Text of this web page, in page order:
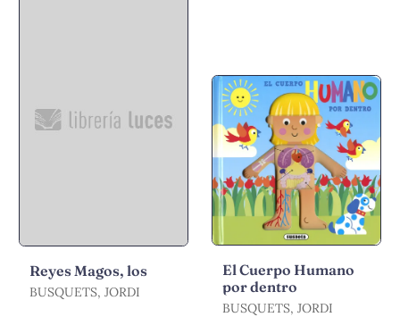
Reyes Magos, los
BUSQUETS, JORDI
El Cuerpo Humano
por dentro
BUSQUETS, JORDI